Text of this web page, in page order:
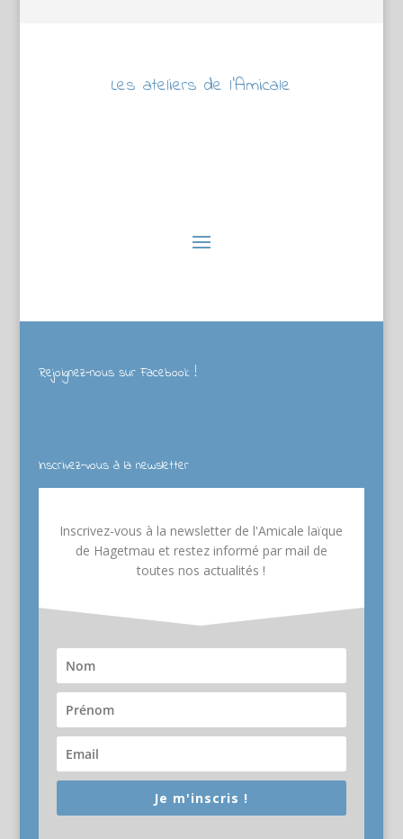
Les ateliers de l’Amicale
Rejoignez-nous sur Facebook !
Inscrivez-vous à la newsletter
Inscrivez-vous à la newsletter de l'Amicale laïque
de Hagetmau et restez informé par mail de
toutes nos actualités !
Je m'inscris !